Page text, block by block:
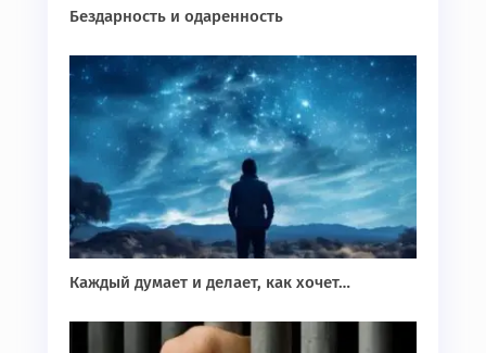
Бездарность и одаренность
Каждый думает и делает, как хочет…